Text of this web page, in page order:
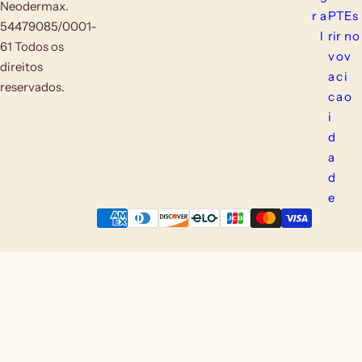
Neodermax.
54479085/0001-
61 Todos os
direitos
reservados.
r a
l
P
ri
v
a
c
i
d
a
d
e
T
r
o
c
a
E
n
v
i
o
s
o